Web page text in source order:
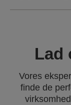
Lad
Vores
finde de